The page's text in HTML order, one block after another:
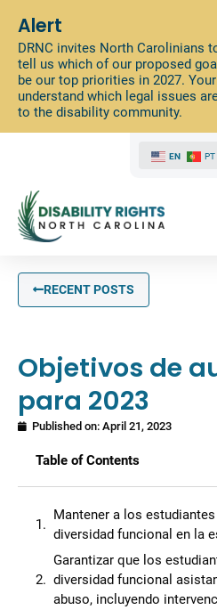
Alert
DRNC invites North Carolinians
tell us which of our proposed
be our top priorities in 2027.
understand which legal issues
to the disability community.
EN PT
RECENT POSTS
Objetivos de
para 2023
Published on: April 21, 2023
Table of Contents
Mantener a los
diversidad funcional en la
Garantizar que los
diversidad funcional
abuso, incluyendo